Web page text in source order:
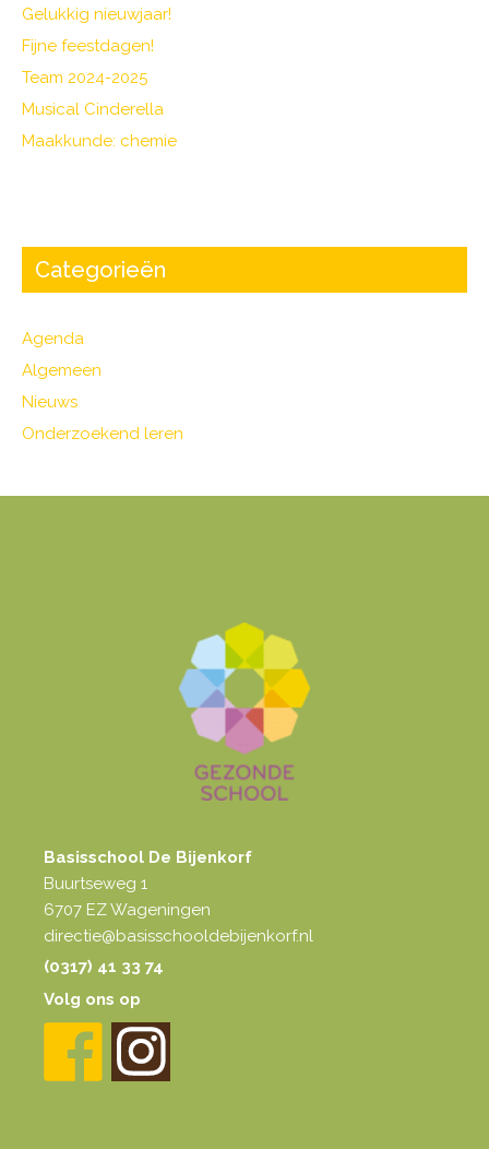
k
Gelukkig nieuwjaar!
Fijne feestdagen!
Team 2024-2025
Musical Cinderella
Maakkunde: chemie
Categorieën
Agenda
Algemeen
Nieuws
Onderzoekend leren
Basisschool De Bijenkorf
Buurtseweg 1
6707 EZ Wageningen
directie@basisschooldebijenkorf.nl
(0317) 41 33 74
Volg ons op